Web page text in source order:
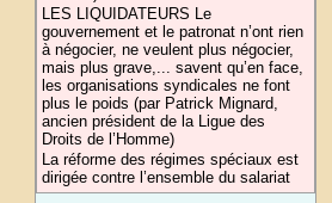
LES LIQUIDATEURS Le
gouvernement et le patronat n’ont rien
à négocier, ne veulent plus négocier,
mais plus grave,... savent qu’en face,
les organisations syndicales ne font
plus le poids (par Patrick Mignard,
ancien président de la Ligue des
Droits de l’Homme)
La réforme des régimes spéciaux est
dirigée contre l’ensemble du salariat